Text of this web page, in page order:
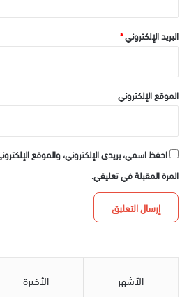
البريد الإلكتروني*
الموقع الإلكتروني
احفظ اسمي، بريدي الإلكتروني، والموقع
المرة المقبلة في تعليقي.
الأشهر الأخيرة